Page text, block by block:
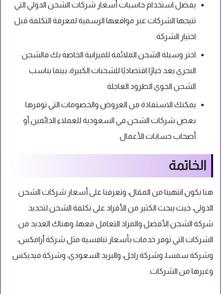
يفضل استخدام حاسبات أسعار شركات الشحن الدولي التي
تتيحها الشركات عبر مواقعها الرسمية لمعرفة التكلفة قبل
اختيار الشركة.
اختر وسيلة الشحن الملائمة للميزانية الخاصة بك فالشحن
البحري يعد خيارًا اقتصاديًا للشحنات الكبيرة، بينما يناسب
الشحن الجوي الطرود العاجلة
يمكنك الاستفادة من العروض والخصومات التي توفرها
بعض شركات الشحن في السعودية للعملاء الدائمين أو
أصحاب حسابات الأعمال.
الخاتمة
هنا نكون انتهينا من المقال، وتعرفنا على أسعار شركات الشحن
الدولي، حيث يبحث الكثير من الأفراد على تكلفة الشحن لتحديد
شركة الشحن الأفضل والمراد التعامل معها، وهناك العديد من
الشركات التي توفر خدمات بأسعار تنافسية مثل شركة أرامكس،
وشركة سمسا، وشركة زاجل، والبريد السعودي، وشركة فيديكس
وغيرها من الشركات.